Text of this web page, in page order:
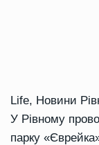
Life, Новини
У Рівному
парку